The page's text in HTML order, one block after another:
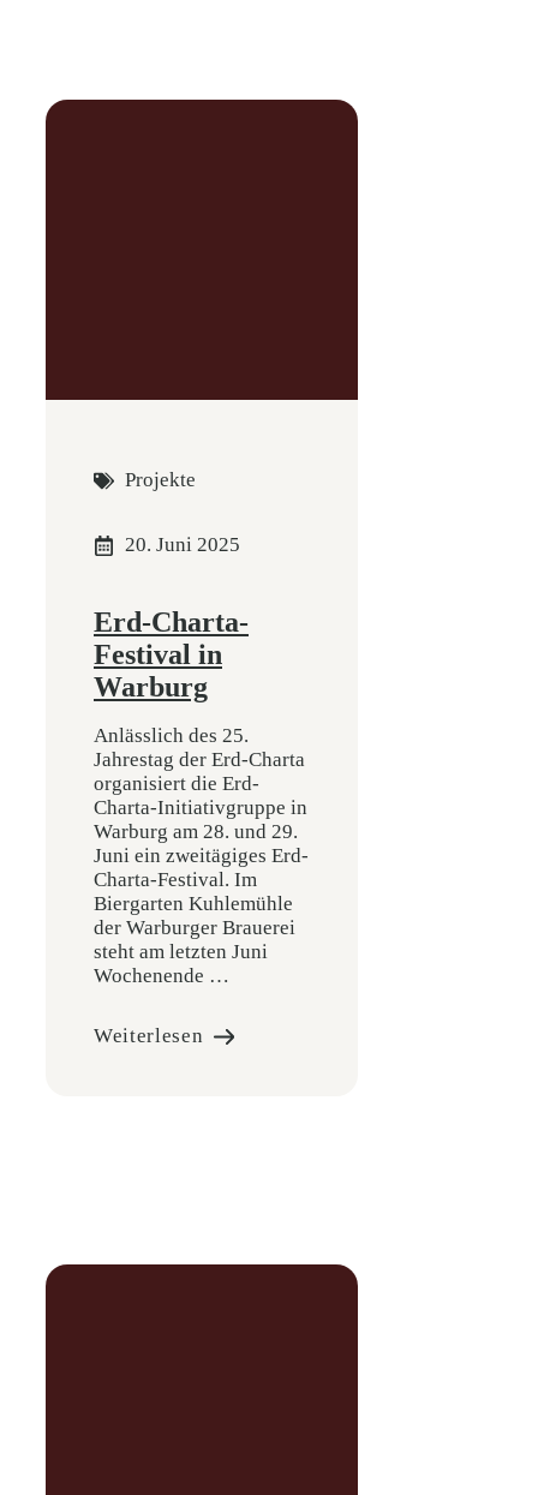
Projekte
20. Juni 2025
Erd-Charta-
Festival in
Warburg
Anlässlich des 25.
Jahrestag der Erd-Charta
organisiert die Erd-
Charta-Initiativgruppe in
Warburg am 28. und 29.
Juni ein zweitägiges Erd-
Charta-Festival. Im
Biergarten Kuhlemühle
der Warburger Brauerei
steht am letzten Juni
Wochenende …
Weiterlesen